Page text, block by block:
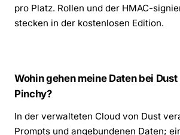
pro Platz. Rollen und der HMAC-
stecken in der kostenlosen Edition.
Wohin gehen meine Daten bei
Pinchy?
In der verwalteten Cloud von Dust
Prompts und angebundenen Daten;